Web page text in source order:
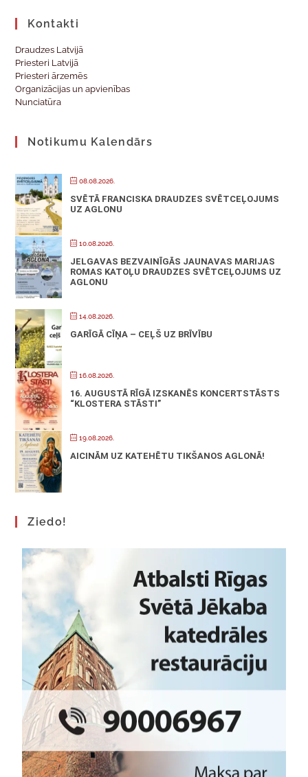
Kontakti
Draudzes Latvijā
Priesteri Latvijā
Priesteri ārzemēs
Organizācijas un apvienības
Nunciatūra
Notikumu Kalendārs
08.08.2026.
SVĒTĀ FRANCISKA DRAUDZES SVĒTCEĻOJUMS
UZ AGLONU
10.08.2026.
JELGAVAS BEZVAINĪGĀS JAUNAVAS MARIJAS
ROMAS KATOĻU DRAUDZES SVĒTCEĻOJUMS UZ
AGLONU
14.08.2026.
GARĪGĀ CĪŅA – CEĻŠ UZ BRĪVĪBU
16.08.2026.
16. AUGUSTĀ RĪGĀ IZSKANĒS KONCERTSTĀSTS
“KLOSTERA STĀSTI”
19.08.2026.
AICINĀM UZ KATEHĒTU TIKŠANOS AGLONĀ!
Ziedo!